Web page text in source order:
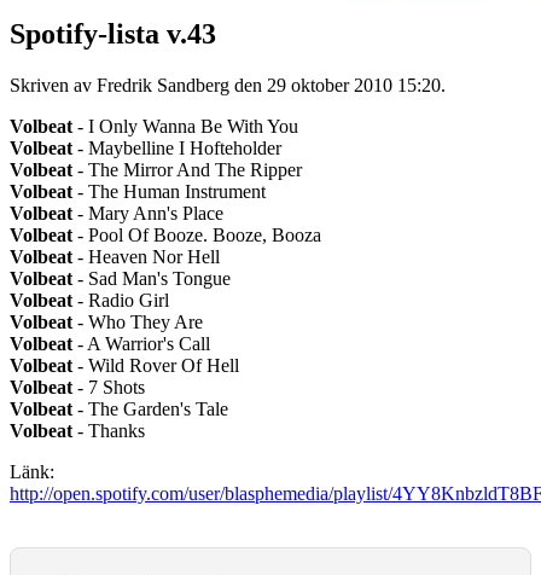
Spotify-lista v.43
Skriven av Fredrik Sandberg den 29 oktober 2010 15:20.
Volbeat - I Only Wanna Be With You
Volbeat - Maybelline I Hofteholder
Volbeat - The Mirror And The Ripper
Volbeat - The Human Instrument
Volbeat - Mary Ann's Place
Volbeat - Pool Of Booze. Booze, Booza
Volbeat - Heaven Nor Hell
Volbeat - Sad Man's Tongue
Volbeat - Radio Girl
Volbeat - Who They Are
Volbeat - A Warrior's Call
Volbeat - Wild Rover Of Hell
Volbeat - 7 Shots
Volbeat - The Garden's Tale
Volbeat - Thanks
Länk:
http://open.spotify.com/user/blasphemedia/playlist/